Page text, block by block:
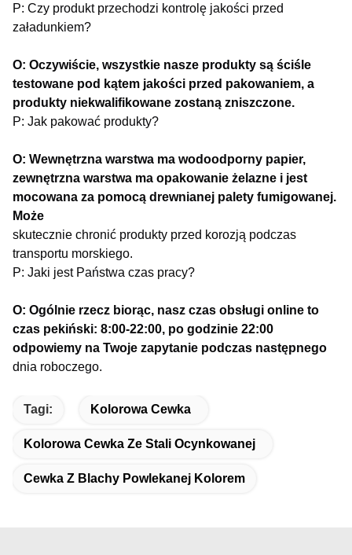
P: Czy produkt przechodzi kontrolę jakości przed
załadunkiem?
O: Oczywiście, wszystkie nasze produkty są ściśle
testowane pod kątem jakości przed pakowaniem, a
produkty niekwalifikowane zostaną zniszczone.
P: Jak pakować produkty?
O: Wewnętrzna warstwa ma wodoodporny papier,
zewnętrzna warstwa ma opakowanie żelazne i jest
mocowana za pomocą drewnianej palety fumigowanej.
Może
skutecznie chronić produkty przed korozją podczas
transportu morskiego.
P: Jaki jest Państwa czas pracy?
O: Ogólnie rzecz biorąc, nasz czas obsługi online to
czas pekiński: 8:00-22:00, po godzinie 22:00
odpowiemy na Twoje zapytanie podczas następnego
dnia roboczego.
Tagi: Kolorowa Cewka
Kolorowa Cewka Ze Stali Ocynkowanej
Cewka Z Blachy Powlekanej Kolorem